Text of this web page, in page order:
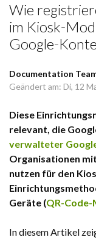
Wie
im Kiosk-
Google-
Documentation
Geändert am: Di, 12
Diese
relevant, die
verwalteter
Organisationen mit
nutzen für den
Geräte (QR-
In diesem Artikel